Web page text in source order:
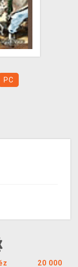
PC
20 000